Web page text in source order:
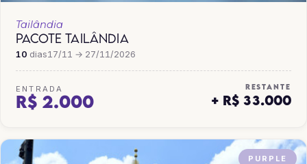
Tailândia
PACOTE TAILÂNDIA
10 dias17/11 → 27/11/2026
ENTRADA
R$ 2.000
RESTANTE
+ R$ 33.000
PURPLE